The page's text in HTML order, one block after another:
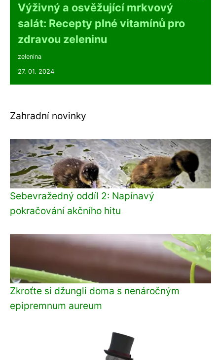
Výživný a osvěžující mrkvový
salát: Recepty plné vitamínů pro
zdravou zeleninu
zelenina
27. 01. 2024
Zahradní novinky
Sebevražedný oddíl 2: Napínavý
pokračování akčního hitu
Zkroťte si džungli doma s nenáročným
epipremnum aureum